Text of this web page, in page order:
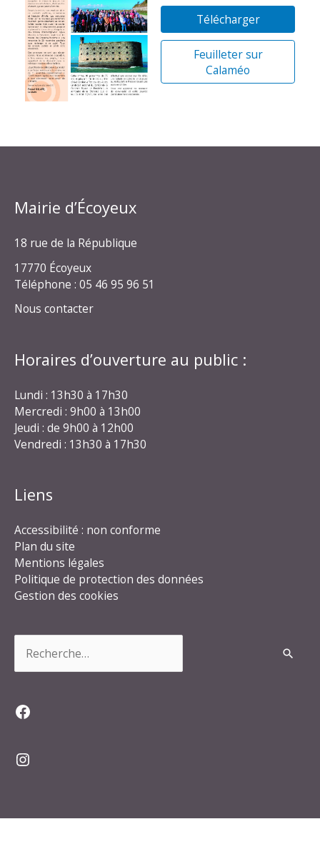
Télécharger
Feuilleter sur
Calaméo
Mairie d’Écoyeux
18 rue de la République
17770 Écoyeux
Téléphone : 05 46 95 96 51
Nous contacter
Horaires d’ouverture au public :
Lundi : 13h30 à 17h30
Mercredi : 9h00 à 13h00
Jeudi : de 9h00 à 12h00
Vendredi : 13h30 à 17h30
Liens
Accessibilité : non conforme
Plan du site
Mentions légales
Politique de protection des données
Gestion des cookies
Facebook
Instagram